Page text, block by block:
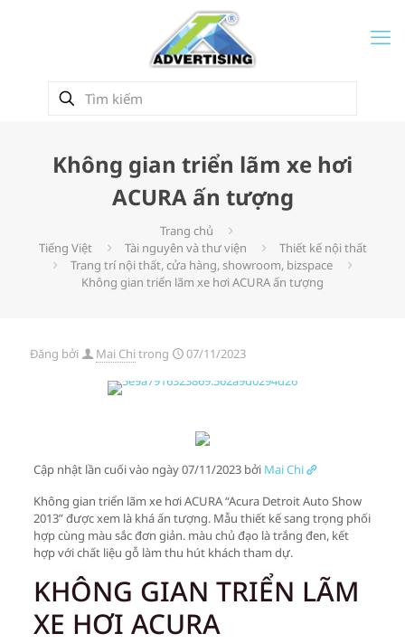
Không gian triển lãm xe hơi
ACURA ấn tượng
Trang chủ
Tiếng Việt
Tài nguyên và thư viện
Thiết kế nội thất
Trang trí nội thất, cửa hàng, showroom, bizspace
Không gian triển lãm xe hơi ACURA ấn tượng
Đăng bởi Mai Chi trong 07/11/2023
Cập nhật lần cuối vào ngày 07/11/2023 bởi Mai Chi
Không gian triển lãm xe hơi ACURA “Acura Detroit Auto Show
2013” được xem là khá ấn tượng. Mẫu thiết kế sang trọng phối
hợp cùng màu sắc đơn giản. màu chủ đạo là trắng đen, kết
hợp với chất liệu gỗ làm thu hút khách tham dự.
KHÔNG GIAN TRIỂN LÃM
XE HƠI ACURA